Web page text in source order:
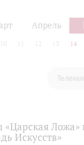
Апрель
10 12 13 14
«Царская
Искусств»